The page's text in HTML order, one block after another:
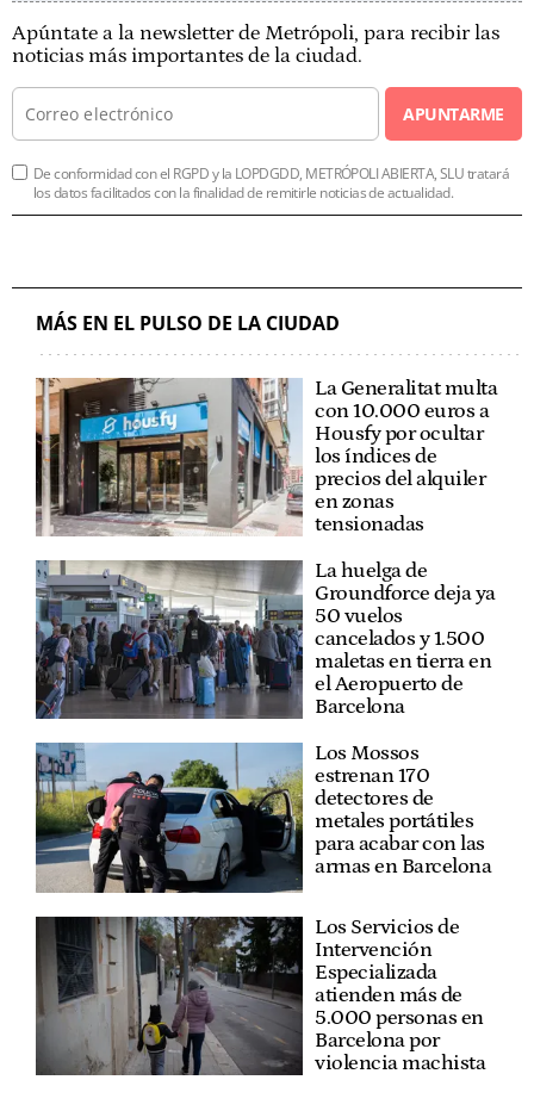
Apúntate a la newsletter de Metrópoli, para recibir las
noticias más importantes de la ciudad.
APUNTARME
De conformidad con el RGPD y la LOPDGDD, METRÓPOLI ABIERTA, SLU tratará
los datos facilitados con la finalidad de remitirle noticias de actualidad.
MÁS EN EL PULSO DE LA CIUDAD
La Generalitat multa
con 10.000 euros a
Housfy por ocultar
los índices de
precios del alquiler
en zonas
tensionadas
La huelga de
Groundforce deja ya
50 vuelos
cancelados y 1.500
maletas en tierra en
el Aeropuerto de
Barcelona
Los Mossos
estrenan 170
detectores de
metales portátiles
para acabar con las
armas en Barcelona
Los Servicios de
Intervención
Especializada
atienden más de
5.000 personas en
Barcelona por
violencia machista